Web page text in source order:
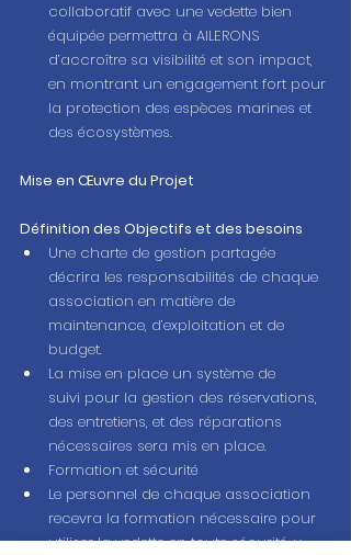
collaboratif avec une vedette bien
équipée permettra à AILERONS
d’accroître sa visibilité et son impact,
en montrant un engagement fort pour
la protection des espèces marines et
des écosystèmes.
Mise en Œuvre du Projet
Définition des Objectifs et des besoins
Une charte de gestion partagée
décrira les responsabilités de chaque
association en matière de
maintenance, d’exploitation et de
budget.
La mise en place un système de
suivi pour la gestion des réservations,
des entretiens, et des réparations
nécessaires sera mis en place.
Formation et sécurité
Le personnel de chaque association
recevra la formation nécessaire pour
utiliser la vedette en toute sécurité, y